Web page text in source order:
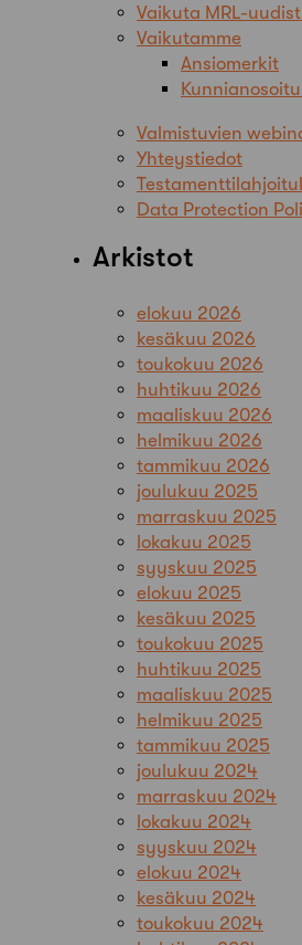
Vaikuta MRL-
Vaikutamme
Ansiomerkit
Valmistuvien
Yhteystiedot
Data Protection
Arkistot
elokuu 2026
kesäkuu 2026
toukokuu 2026
huhtikuu 2026
maaliskuu 2026
helmikuu 2026
tammikuu 2026
joulukuu 2025
marraskuu 2025
lokakuu 2025
syyskuu 2025
elokuu 2025
kesäkuu 2025
toukokuu 2025
huhtikuu 2025
maaliskuu 2025
helmikuu 2025
tammikuu 2025
joulukuu 2024
marraskuu 2024
lokakuu 2024
syyskuu 2024
elokuu 2024
kesäkuu 2024
toukokuu 2024